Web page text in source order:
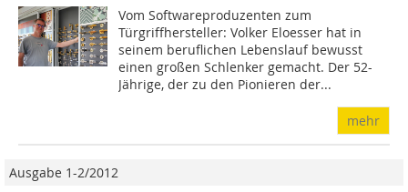
Vom Softwareproduzenten zum
Türgriffhersteller: Volker Eloesser hat in
seinem beruflichen Lebenslauf bewusst
einen großen Schlenker gemacht. Der 52-
Jährige, der zu den Pionieren der...
mehr
Ausgabe 1-2/2012